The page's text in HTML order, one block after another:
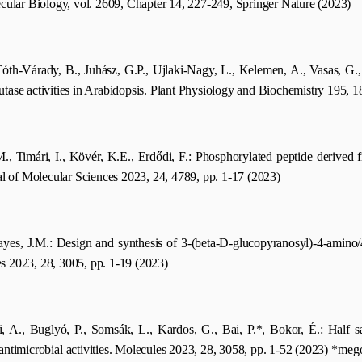
Biology, vol. 2609, Chapter 14, 227-249, Springer Nature (2023)
Várady, B., Juhász, G.P., Ujlaki-Nagy, L., Kelemen, A., Vasas,
activities in Arabidopsis. Plant Physiology and Biochemistry 195,
Timári, I., Kövér, K.E., Erdődi, F.: Phosphorylated peptide derived
of Molecular Sciences 2023, 24, 4789, pp. 1-17 (2023)
J.M.: Design and synthesis of 3-(beta-D-glucopyranosyl)-4-
2023, 28, 3005, pp. 1-19 (2023)
Buglyó, P., Somsák, L., Kardos, G., Bai, P.*, Bokor, É.: Half
activities. Molecules 2023, 28, 3058, pp. 1-52 (2023)